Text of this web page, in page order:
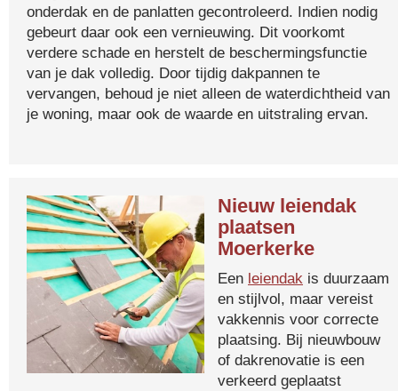
onderdak en de panlatten gecontroleerd. Indien nodig
gebeurt daar ook een vernieuwing. Dit voorkomt
verdere schade en herstelt de beschermingsfunctie
van je dak volledig. Door tijdig dakpannen te
vervangen, behoud je niet alleen de waterdichtheid van
je woning, maar ook de waarde en uitstraling ervan.
Nieuw leiendak
plaatsen
Moerkerke
Een leiendak is duurzaam
en stijlvol, maar vereist
vakkennis voor correcte
plaatsing. Bij nieuwbouw
of dakrenovatie is een
verkeerd geplaatst